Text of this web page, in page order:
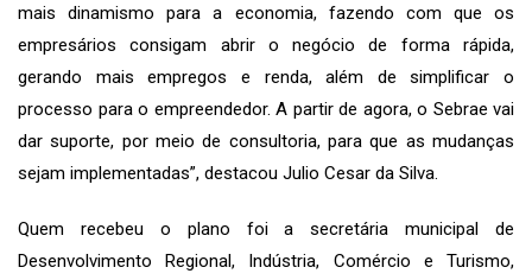
mais dinamismo para a economia, fazendo com que os
empresários consigam abrir o negócio de forma rápida,
gerando mais empregos e renda, além de simplificar o
processo para o empreendedor. A partir de agora, o Sebrae vai
dar suporte, por meio de consultoria, para que as mudanças
sejam implementadas”, destacou Julio Cesar da Silva.
Quem recebeu o plano foi a secretária municipal de
Desenvolvimento Regional, Indústria, Comércio e Turismo,